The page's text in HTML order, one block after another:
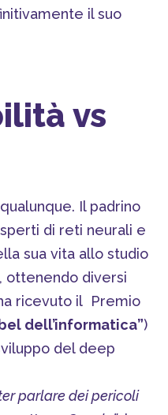
il suo
vs
Il padrino
di reti neurali e
sua vita allo studio
ottenendo diversi
ricevuto il Premio
dell’informatica”)
del deep
parlare dei pericoli